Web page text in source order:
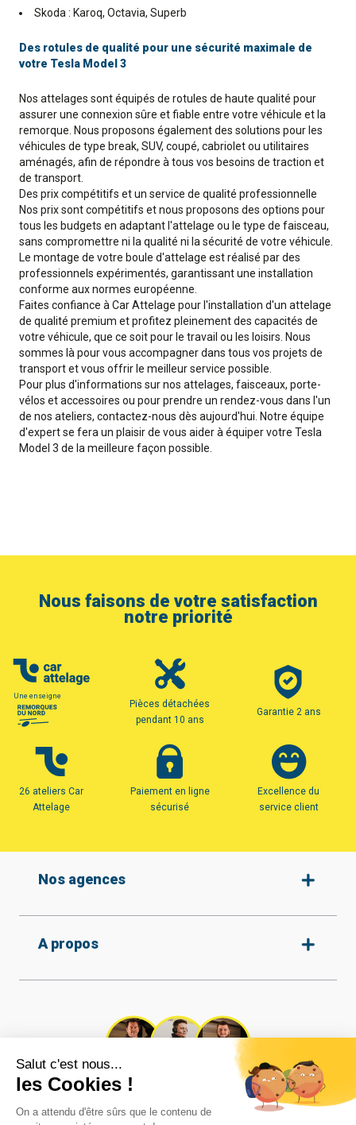
Skoda : Karoq, Octavia, Superb
Des rotules de qualité pour une sécurité maximale de
votre Tesla Model 3
Nos attelages sont équipés de rotules de haute qualité pour
assurer une connexion sûre et fiable entre votre véhicule et la
remorque. Nous proposons également des solutions pour les
véhicules de type break, SUV, coupé, cabriolet ou utilitaires
aménagés, afin de répondre à tous vos besoins de traction et
de transport.
Des prix compétitifs et un service de qualité professionnelle
Nos prix sont compétitifs et nous proposons des options pour
tous les budgets en adaptant l'attelage ou le type de faisceau,
sans compromettre ni la qualité ni la sécurité de votre véhicule.
Le montage de votre boule d'attelage est réalisé par des
professionnels expérimentés, garantissant une installation
conforme aux normes européenne.
Faites confiance à Car Attelage pour l'installation d'un attelage
de qualité premium et profitez pleinement des capacités de
votre véhicule, que ce soit pour le travail ou les loisirs. Nous
sommes là pour vous accompagner dans tous vos projets de
transport et vous offrir le meilleur service possible.
Pour plus d'informations sur nos attelages, faisceaux, porte-
vélos et accessoires ou pour prendre un rendez-vous dans l'un
de nos ateliers, contactez-nous dès aujourd'hui. Notre équipe
d'expert se fera un plaisir de vous aider à équiper votre Tesla
Model 3 de la meilleure façon possible.
Nous faisons de votre satisfaction
notre priorité
Une enseigne
Pièces détachées
pendant 10 ans
Garantie 2 ans
26 ateliers Car
Attelage
Paiement en ligne
sécurisé
Excellence du
service client
Nos agences
Armentières
Beauvais
Caudry
Coignières
Dunkerque
A propos
Contact
Mentions légales
vente
Tous nos attelages
Réalisations
Nos experts vous répondent dans les